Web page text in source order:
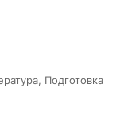
Подготовка